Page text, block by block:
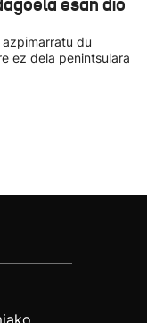
du
ez dela penintsulara